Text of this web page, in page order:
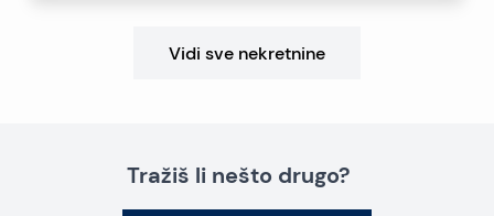
Vidi sve nekretnine
Tražiš li nešto drugo?